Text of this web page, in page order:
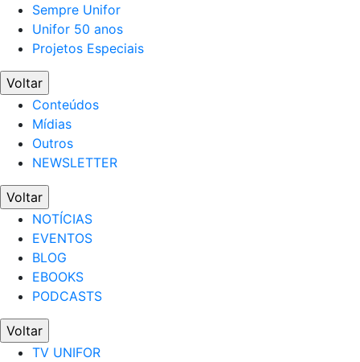
Sempre Unifor
Unifor 50 anos
Projetos Especiais
Voltar
Conteúdos
Mídias
Outros
NEWSLETTER
Voltar
NOTÍCIAS
EVENTOS
BLOG
EBOOKS
PODCASTS
Voltar
TV UNIFOR